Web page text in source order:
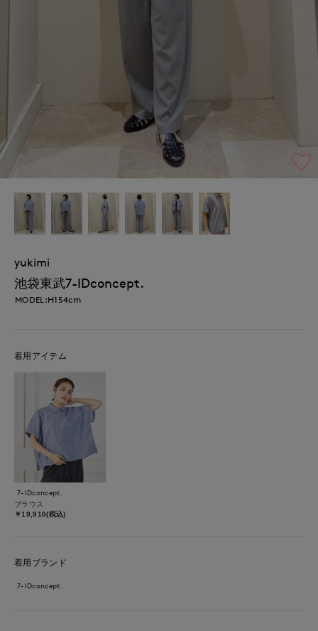
yukimi
池袋東武7-IDconcept.
MODEL:H154cm
着用アイテム
7-IDconcept.
ブラウス
￥19,910(税込)
着用ブランド
7-IDconcept.